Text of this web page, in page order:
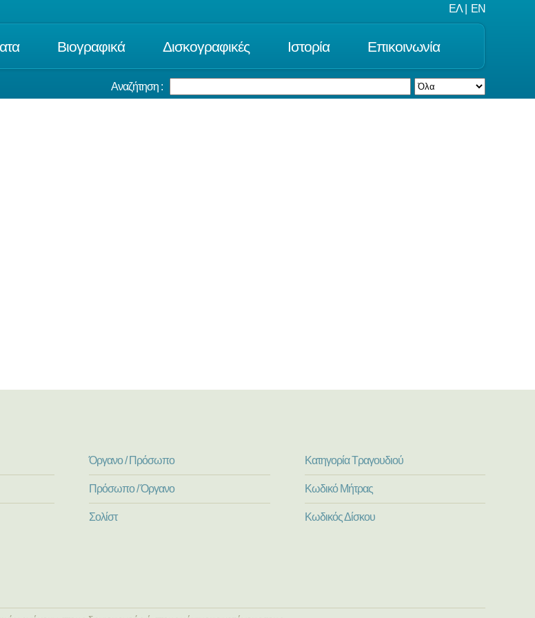
ΕΛ EN
Βιογραφικά Δισκογραφικές Ιστορία Επικοινωνία
Αναζήτηση :
Όργανο / Πρόσωπο
Πρόσωπο / Όργανο
Σολίστ
Κατηγορία Τραγουδιού
Κωδικό Μήτρας
Κωδικός Δίσκου